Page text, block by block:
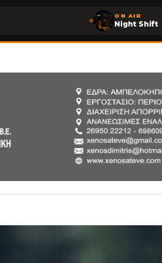
ON AIR
Night Shift